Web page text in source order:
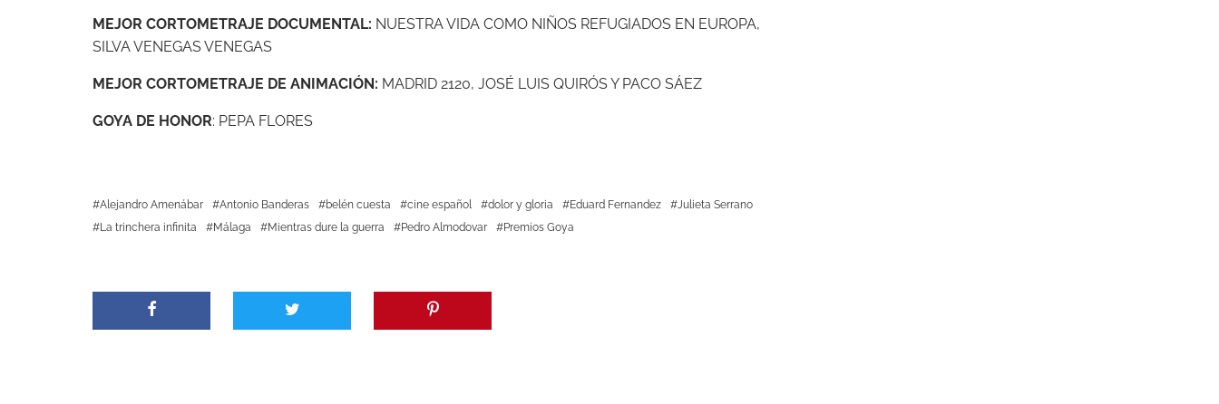
MEJOR CORTOMETRAJE DOCUMENTAL: NUESTRA VIDA COMO NIÑOS REFUGIADOS EN EUROPA,
SILVA VENEGAS VENEGAS
MEJOR CORTOMETRAJE DE ANIMACIÓN: MADRID 2120, JOSÉ LUIS QUIRÓS Y PACO SÁEZ
GOYA DE HONOR: PEPA FLORES
Alejandro Amenábar Antonio Banderas belén cuesta cine español dolor y gloria Eduard Fernandez
Julieta Serrano
La trinchera infinita
Málaga Mientras dure la guerra Pedro Almodovar Premios Goya